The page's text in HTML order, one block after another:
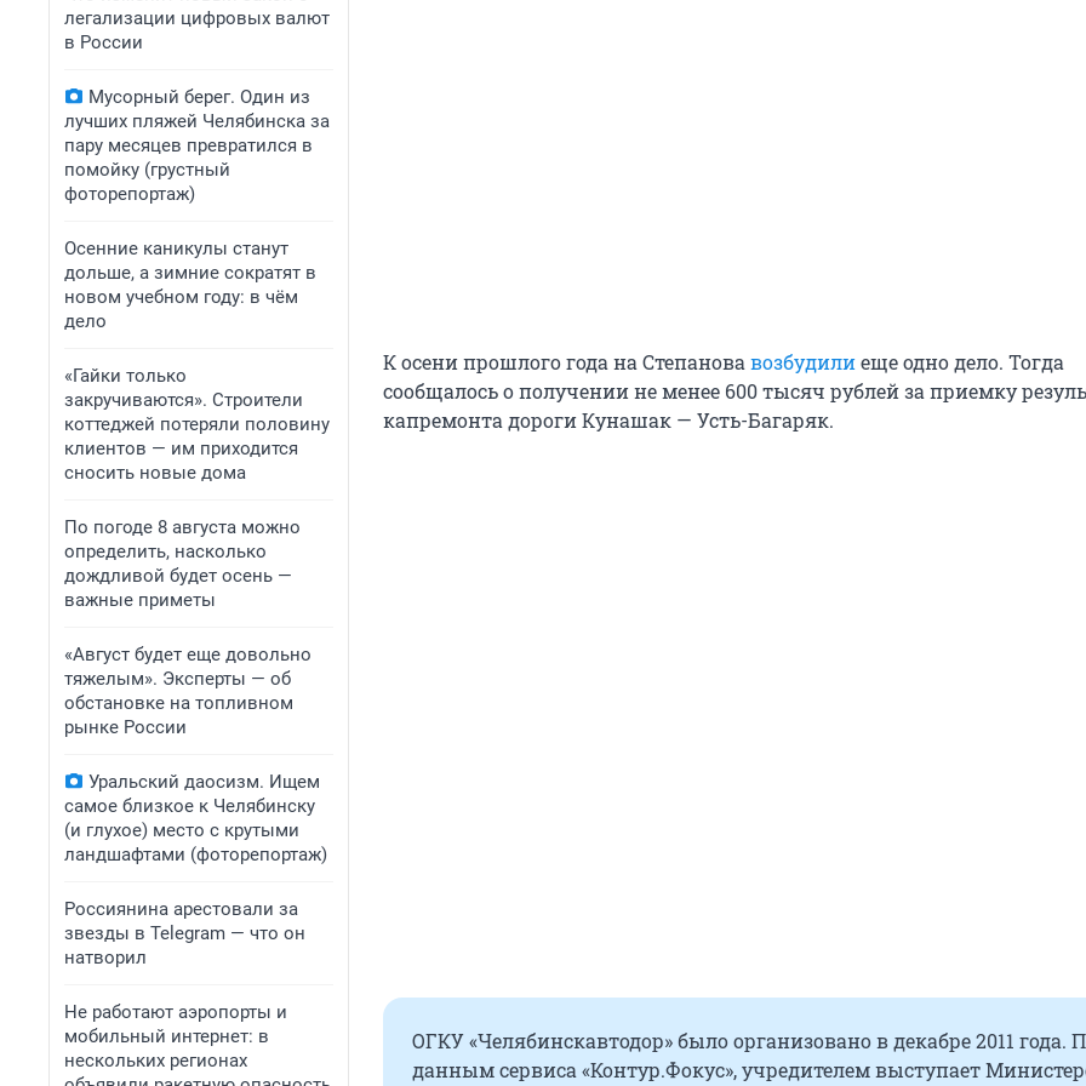
легализации цифровых валют
в России
Мусорный берег. Один из
лучших пляжей Челябинска за
пару месяцев превратился в
помойку (грустный
фоторепортаж)
Осенние каникулы станут
дольше, а зимние сократят в
новом учебном году: в чём
дело
«Гайки только
закручиваются». Строители
коттеджей потеряли половину
клиентов — им приходится
сносить новые дома
По погоде 8 августа можно
определить, насколько
дождливой будет осень —
важные приметы
«Август будет еще довольно
тяжелым». Эксперты — об
обстановке на топливном
рынке России
Уральский даосизм. Ищем
самое близкое к Челябинску
(и глухое) место с крутыми
ландшафтами (фоторепортаж)
Россиянина арестовали за
звезды в Telegram — что он
натворил
Не работают аэропорты и
мобильный интернет: в
нескольких регионах
К осени прошлого года на Степанова возбудилиеще одно дело. Тогда
сообщалось о получении не менее 600 тысяч рублей за приемку
капремонта дороги Кунашак — Усть-Багаряк.
ОГКУ «Челябинскавтодор» было организовано в декабре 2011 года.
данным сервиса «Контур.Фокус», учредителем выступает